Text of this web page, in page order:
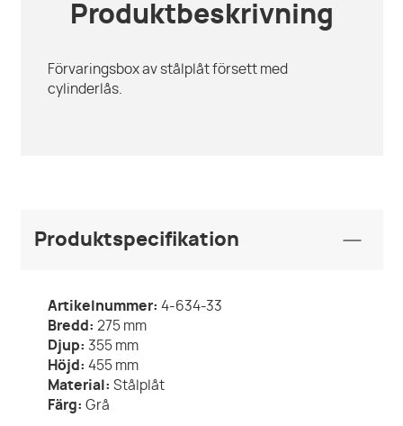
Produktbeskrivning
Förvaringsbox av stålplåt försett med
cylinderlås.
Produktspecifikation
Artikelnummer: 4-634-33
Bredd: 275 mm
Djup: 355 mm
Höjd: 455 mm
Material: Stålplåt
Färg: Grå